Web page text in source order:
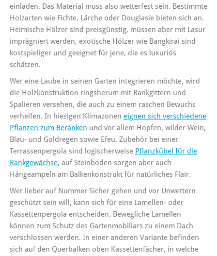
einladen. Das Material muss also wetterfest sein. Bestimmte
Holzarten wie Fichte, Lärche oder Douglasie bieten sich an.
Heimische Hölzer sind preisgünstig, müssen aber mit Lasur
imprägniert werden, exotische Hölzer wie Bangkirai sind
kostspieliger und geeignet für jene, die es luxuriös
schätzen.
Wer eine Laube in seinen Garten integrieren möchte, wird
die Holzkonstruktion ringsherum mit Rankgittern und
Spalieren versehen, die auch zu einem raschen Bewuchs
verhelfen. In hiesigen Klimazonen eignen sich verschiedene
Pflanzen zum Beranken und vor allem Hopfen, wilder Wein,
Blau- und Goldregen sowie Efeu. Zubehör bei einer
Terrassenpergola sind logischerweise Pflanzkübel für die
Rankgewächse, auf Steinboden sorgen aber auch
Hängeampeln am Balkenkonstrukt für natürliches Flair.
Wer lieber auf Nummer Sicher gehen und vor Unwettern
geschützt sein will, kann sich für eine Lamellen- oder
Kassettenpergola entscheiden. Bewegliche Lamellen
können zum Schutz des Gartenmobiliars zu einem Dach
verschlossen werden. In einer anderen Variante befinden
sich auf den Querbalken oben Kassettenfächer, in welche